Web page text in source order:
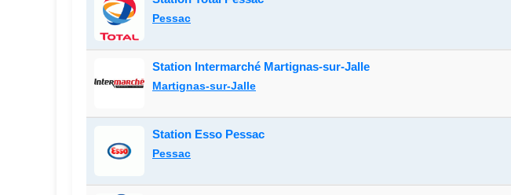
Pessac
Station Intermarché Martignas-sur-Jalle
Martignas-sur-Jalle
Station Esso Pessac
Pessac